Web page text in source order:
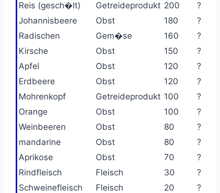
Reis (gesch�lt)
Getreideprodukt 200
?
Johannisbeere
Obst 180
?
Radischen
Gem�se 160
?
Kirsche
Obst 150
?
Apfel
Obst 120
?
Erdbeere
Obst 120
?
Mohrenkopf
Getreideprodukt 100
?
Orange
Obst 100
?
Weinbeeren
Obst 80
?
mandarine
Obst 80
?
Aprikose
Obst 70
?
Rindfleisch
Fleisch 30
?
Schweinefleisch
Fleisch 20
?